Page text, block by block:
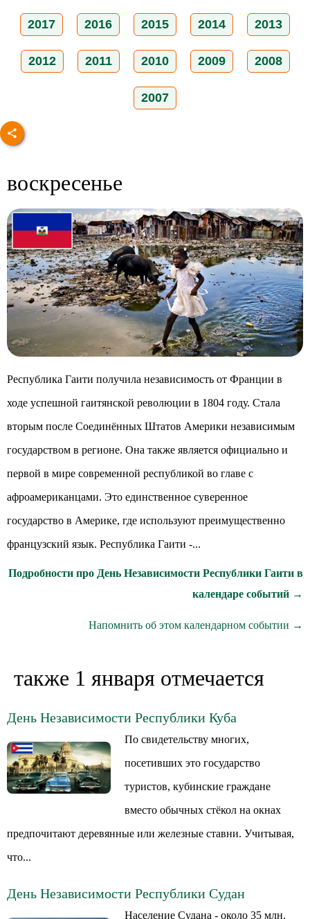
2017 2016 2015 2014 2013
2012 2011 2010 2009 2008
2007
воскресенье
Республика Гаити получила независимость от Франции в
ходе успешной гаитянской революции в 1804 году. Стала
вторым после Соединённых Штатов Америки независимым
государством в регионе. Она также является официально и
первой в мире современной республикой во главе с
афроамериканцами. Это единственное суверенное
государство в Америке, где используют преимущественно
французский язык. Республика Гаити -...
Подробности про День Независимости Республики Гаити в
календаре событий →
Напомнить об этом календарном событии →
также 1 января отмечается
День Независимости Республики Куба
По свидетельству многих,
посетивших это государство
туристов, кубинские граждане
вместо обычных стёкол на окнах
предпочитают деревянные или железные ставни. Учитывая,
что...
День Независимости Республики Судан
Население Судана - около 35 млн.